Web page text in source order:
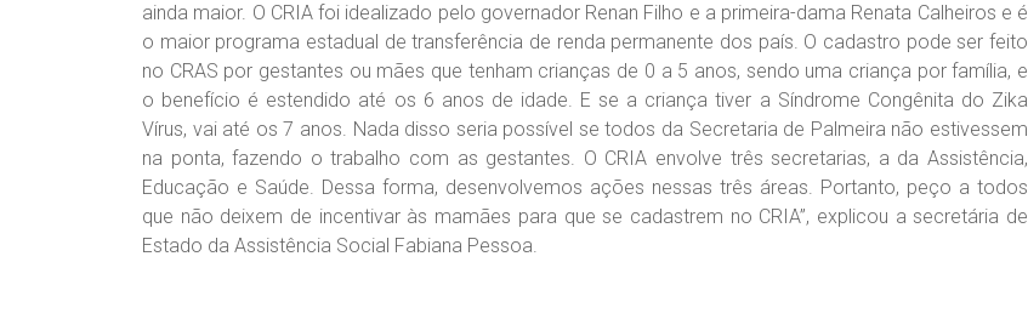
ainda maior. O CRIA foi idealizado pelo governador Renan Filho e a primeira-dama Renata Calheiros e é
o maior programa estadual de transferência de renda permanente dos país. O cadastro pode ser feito
no CRAS por gestantes ou mães que tenham crianças de 0 a 5 anos, sendo uma criança por família, e
o benefício é estendido até os 6 anos de idade. E se a criança tiver a Síndrome Congênita do Zika
Vírus, vai até os 7 anos. Nada disso seria possível se todos da Secretaria de Palmeira não estivessem
na ponta, fazendo o trabalho com as gestantes. O CRIA envolve três secretarias, a da Assistência,
Educação e Saúde. Dessa forma, desenvolvemos ações nessas três áreas. Portanto, peço a todos
que não deixem de incentivar às mamães para que se cadastrem no CRIA”, explicou a secretária de
Estado da Assistência Social Fabiana Pessoa.